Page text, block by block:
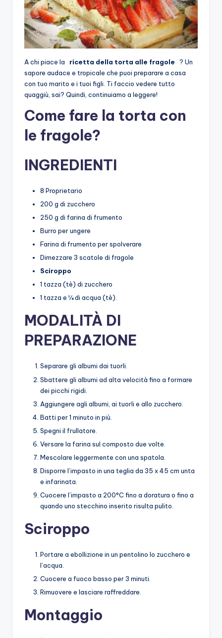
A chi piace la ricetta della torta alle fragole
? Un
sapore audace e tropicale che puoi preparare a casa
con tuo marito e i tuoi figli. Ti faccio vedere tutto
quaggiù, sai? Quindi, continuiamo a leggere!
Come fare la torta con
le fragole?
INGREDIENTI
8 Proprietario
200 g di zucchero
250 g di farina di frumento
Burro per ungere
Farina di frumento per spolverare
Dimezzare 3 scatole di fragole
Sciroppo
1 tazza (tè) di zucchero
1 tazza e ¼ di acqua (tè).
MODALITÀ DI
PREPARAZIONE
Separare gli albumi dai tuorli.
Sbattere gli albumi ad alta velocità fino a formare
dei picchi rigidi.
Aggiungere agli albumi, ai tuorli e allo zucchero.
Batti per 1 minuto in più.
Spegni il frullatore.
Versare la farina sul composto due volte.
Mescolare leggermente con una spatola.
Disporre l’impasto in una teglia da 35 x 45 cm unta
e infarinata.
Cuocere l’impasto a 200°C fino a doratura o fino a
quando uno stecchino inserito risulta pulito.
Sciroppo
Portare a ebollizione in un pentolino lo zucchero e
l’acqua.
Cuocere a fuoco basso per 3 minuti.
Rimuovere e lasciare raffreddare.
Montaggio